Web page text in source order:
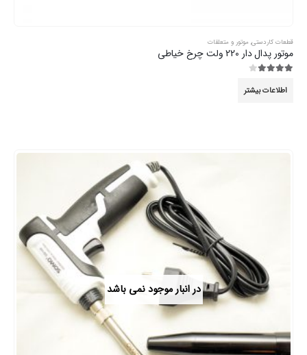
قطعات کاردستی, موتور و متعلقات
موتور پدال دار 220 ولت چرخ خیاطی
اطلاعات بیشتر
در انبار موجود نمی باشد